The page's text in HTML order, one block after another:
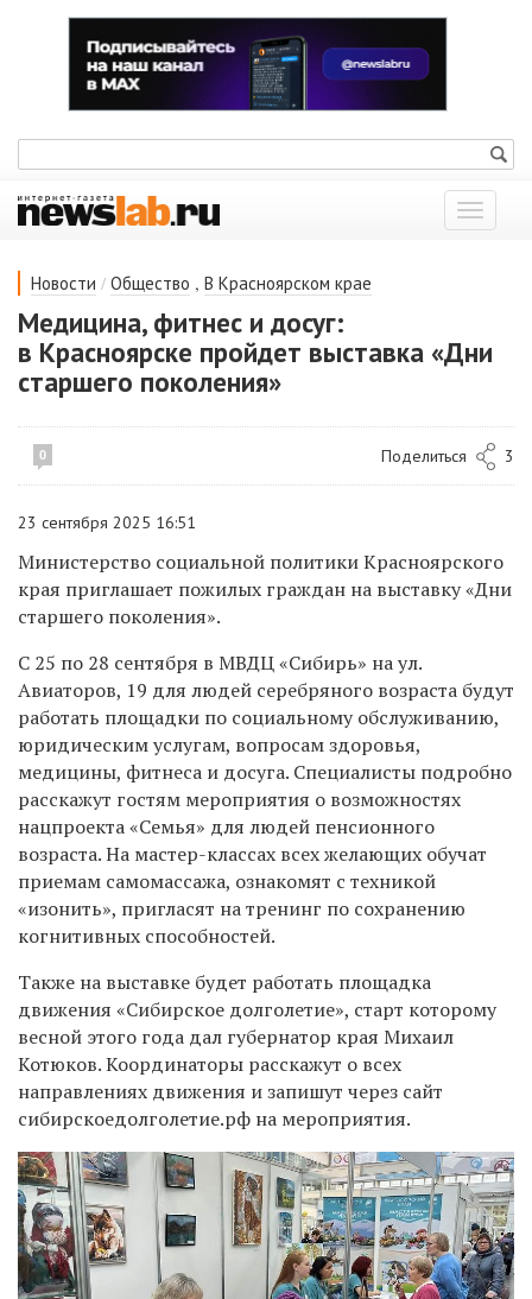
Показать
меню
Новости / Общество , В Красноярском крае
Медицина, фитнес и досуг:
в Красноярске пройдет выставка «Дни
старшего поколения»
0 Поделиться 3
23 сентября 2025 16:51
Министерство социальной политики Красноярского
края приглашает пожилых граждан на выставку «Дни
старшего поколения».
С 25 по 28 сентября в МВДЦ «Сибирь» на ул.
Авиаторов, 19 для людей серебряного возраста будут
работать площадки по социальному обслуживанию,
юридическим услугам, вопросам здоровья,
медицины, фитнеса и досуга. Специалисты подробно
расскажут гостям мероприятия о возможностях
нацпроекта «Семья» для людей пенсионного
возраста. На мастер-классах всех желающих обучат
приемам самомассажа, ознакомят с техникой
«изонить», пригласят на тренинг по сохранению
когнитивных способностей.
Также на выставке будет работать площадка
движения «Сибирское долголетие», старт которому
весной этого года дал губернатор края Михаил
Котюков. Координаторы расскажут о всех
направлениях движения и запишут через сайт
сибирскоедолголетие.рф на мероприятия.